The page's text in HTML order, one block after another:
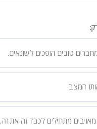
טובים הופכים לשונאים.
המצב.
מתחילים לכבד זה את זה.